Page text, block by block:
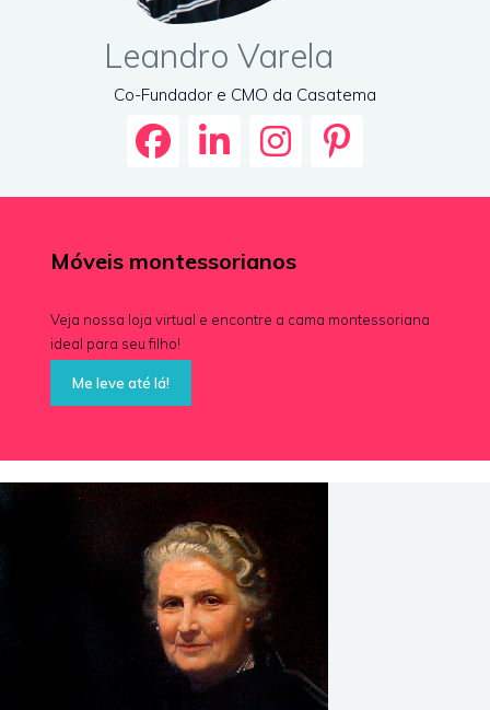
Leandro Varela
Co-Fundador e CMO da Casatema
Móveis montessorianos
Veja nossa loja virtual e encontre a cama montessoriana
ideal para seu filho!
Me leve até lá!